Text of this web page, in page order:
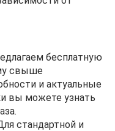
бесплатную
свыше
и актуальные
вы можете узнать
стандартной и